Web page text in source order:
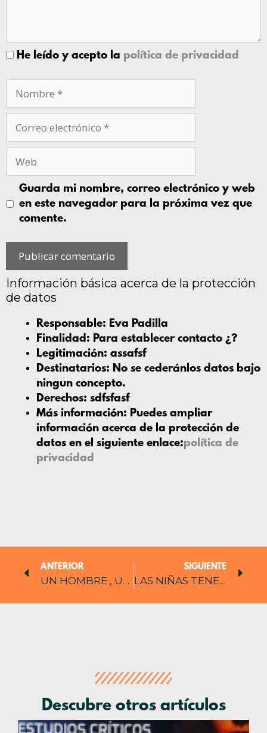
He leído y acepto la política de privacidad
Guarda mi nombre, correo electrónico y web
en este navegador para la próxima vez que
comente.
Información básica acerca de la protección
de datos
Responsable: Eva Padilla
Finalidad: Para establecer contacto ¿?
Legitimación: assafsf
Destinatarios: No se cederánlos datos bajo
ningun concepto.
Derechos: sdfsfasf
Más información: Puedes ampliar
información acerca de la protección de
datos en el siguiente enlace:política de
privacidad
ANTERIOR
UN HOMBRE , UN PADRE y LAS MUJERES
SIGUIENTE
LAS NIÑAS TENEMOS QUE VISIBILIZARNOS
Descubre otros artículos